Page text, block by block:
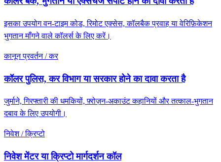
इसका उपयोग वन-टाइम कोड, रिमोट एक्सेस, कॉलबैक प्रवाह या वेरिफ़िकेशन
भुगतान माँगने वाले कॉलर्स के लिए करें।
कानून प्रवर्तन / कर
कॉलर पुलिस, कर विभाग या सरकार होने का दावा करता है
जुर्माने, गिरफ्तारी की धमकियों, फ़्रोज़न-अकाउंट कहानियों और तत्काल-भुगतान
दबाव के लिए उपयोगी।
निवेश / क्रिप्टो
निवेश मेंटर या क्रिप्टो मार्गदर्शन कॉल